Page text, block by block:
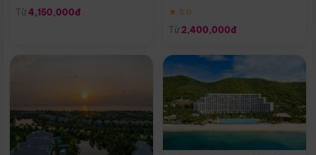
Từ 4,150,000đ
★ 5.0
Từ 2,400,000đ